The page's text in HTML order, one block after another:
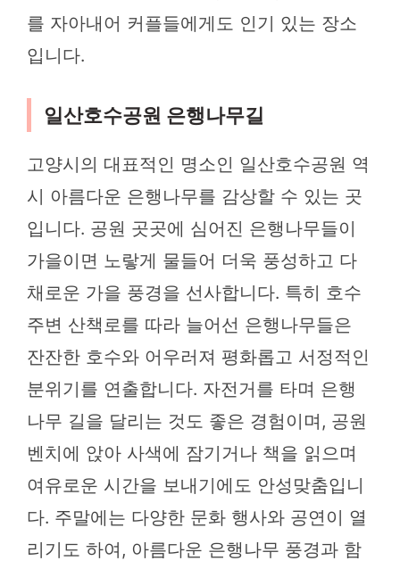
를 자아내어 커플들에게도 인기 있는 장소
입니다.
일산호수공원 은행나무길
고양시의 대표적인 명소인 일산호수공원 역
시 아름다운 은행나무를 감상할 수 있는 곳
입니다. 공원 곳곳에 심어진 은행나무들이
가을이면 노랗게 물들어 더욱 풍성하고 다
채로운 가을 풍경을 선사합니다. 특히 호수
주변 산책로를 따라 늘어선 은행나무들은
잔잔한 호수와 어우러져 평화롭고 서정적인
분위기를 연출합니다. 자전거를 타며 은행
나무 길을 달리는 것도 좋은 경험이며, 공원
벤치에 앉아 사색에 잠기거나 책을 읽으며
여유로운 시간을 보내기에도 안성맞춤입니
다. 주말에는 다양한 문화 행사와 공연이 열
리기도 하여, 아름다운 은행나무 풍경과 함